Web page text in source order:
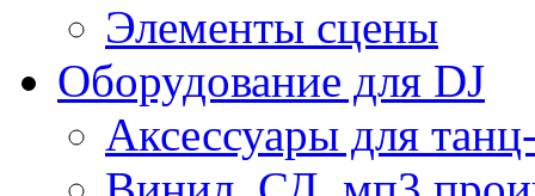
Элементы сцены
Оборудование для DJ
Аксессуары для